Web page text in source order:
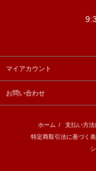
マイアカウント
お問い合わせ
ホーム / 支払い方法
特定商取引法に基づく